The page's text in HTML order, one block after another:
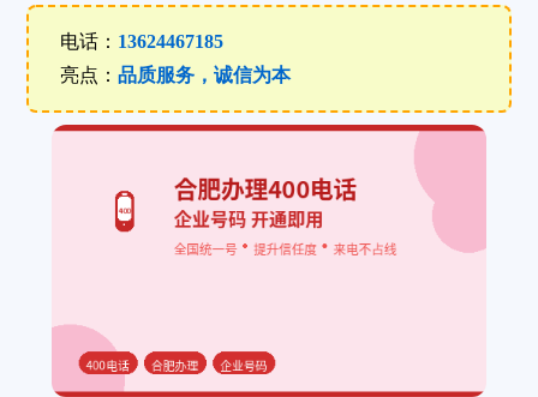
电话： 13624467185
亮点：品质服务，诚信为本